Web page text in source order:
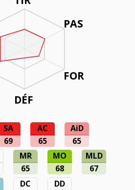
PAS
FOR
DÉF
SA
69
AC
65
AiD
65
MR
65
MO
68
MLD
67
DC
DD